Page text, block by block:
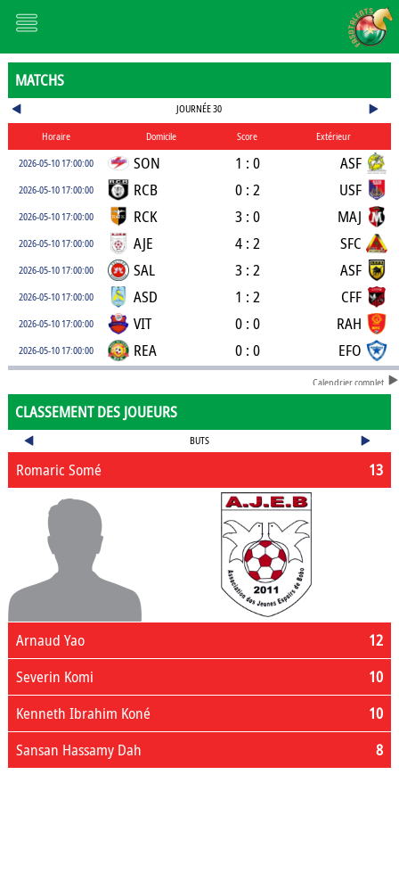
MATCHS
JOURNÉE 30
Horaire Domicile Score
Extérieur
2026-05-10 17:00:00
SON 1 : 0 ASF
2026-05-10 17:00:00 RCB 0 : 2 USF
2026-05-10 17:00:00 RCK 3 : 0 MAJ
2026-05-10 17:00:00 AJE 4 : 2 SFC
2026-05-10 17:00:00 SAL 3 : 2 ASF
2026-05-10 17:00:00 ASD 1 : 2 CFF
2026-05-10 17:00:00 VIT 0 : 0 RAH
2026-05-10 17:00:00 REA 0 : 0 EFO
Calendrier complet
CLASSEMENT DES JOUEURS
BUTS
13
Romaric Somé
12
Arnaud Yao
10
Severin Komi
10
Kenneth Ibrahim Koné
8
Sansan Hassamy Dah